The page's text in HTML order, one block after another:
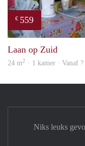
€ 559
Laan op Zuid
24 m2 · 1 kamer · Vanaf
Niks leuks